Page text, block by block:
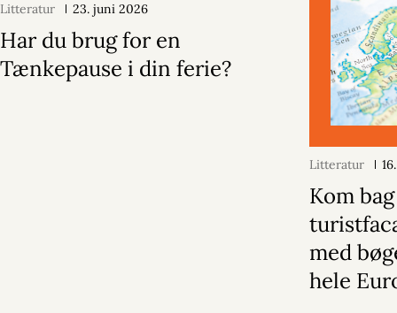
Litteratur 23. juni 2026
Har du brug for en
Tænkepause i din ferie?
Litteratur
Kom bag
med
hele